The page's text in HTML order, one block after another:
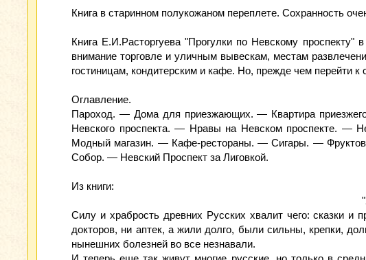
Книга в старинном полукожаном переплете. Сохранность
Книга Е.И.Расторгуева "Прогулки по Невскому
внимание торговле и уличным вывескам, местам
гостиницам, кондитерским и кафе. Но, прежде чем перейти
Оглавление.
Пароход. — Дома для приезжающих. — Квартира
Невского проспекта. — Нравы на Невском проспекте. —
Модный магазин. — Кафе-рестораны. — Сигары. —
Собор. — Невский Проспект за Лиговкой.
Из книги:
Силу и храбрость древних Русских хвалит чего: сказки
докторов, ни аптек, а жили долго, были сильны, крепки,
нынешних болезней во все незнавали.